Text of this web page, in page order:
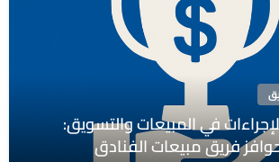
في المبيعات والتسويق:
فريق مبيعات الفنادق